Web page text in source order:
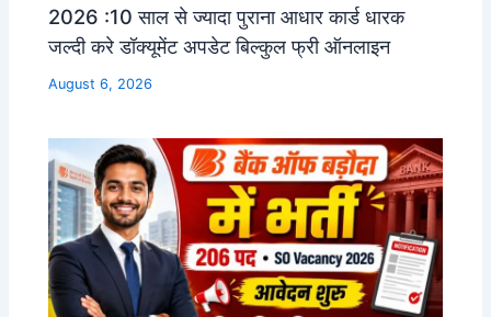
2026 :10 साल से ज्यादा पुराना आधार कार्ड धारक
जल्दी करे डॉक्यूमेंट अपडेट बिल्कुल फ्री ऑनलाइन
August 6, 2026